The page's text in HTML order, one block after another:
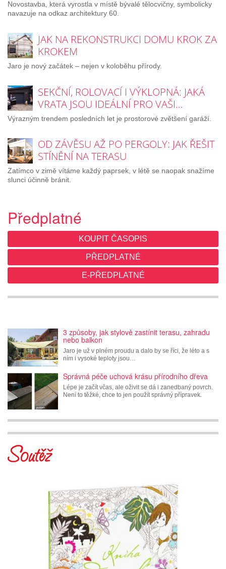
Novostavba, která vyrostla v místě bývalé tělocvičny, symbolicky
navazuje na odkaz architektury 60.
JAK NA REKONSTRUKCI DOMU KROK ZA
KROKEM
Jaro je nový začátek – nejen v koloběhu přírody.
SEKČNÍ, ROLOVACÍ I VÝKLOPNÁ: JAKÁ
VRATA JSOU IDEÁLNÍ PRO VAŠI…
Výrazným trendem posledních let je prostorové zvětšení garáží.
OD ZÁVĚSU AŽ PO PERGOLY: JAK ŘEŠIT
STÍNĚNÍ NA TERASU
Zatímco v zimě vítáme každý paprsek, v létě se naopak snažíme
slunci účinně bránit.
Předplatné
KOUPIT ČASOPIS
PŘEDPLATNÉ
E-PŘEDPLATNÉ
3 způsoby, jak stylově zastínit terasu, zahradu
nebo balkon
Jaro je už v plném proudu a dalo by se říci, že léto a s
ním i vysoké teploty jsou…
Správná péče uchová krásu přírodního dřeva
Lépe je začít včas, ale oživit se dá i zanedbaný povrch.
Není to těžké, chce to jen použít správný přípravek.